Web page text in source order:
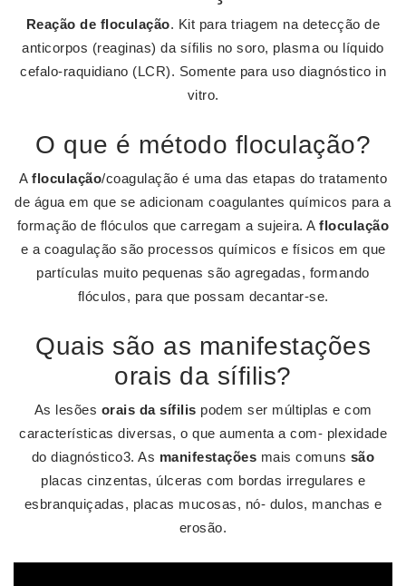
Reação de floculação. Kit para triagem na detecção de
anticorpos (reaginas) da sífilis no soro, plasma ou líquido
cefalo-raquidiano (LCR). Somente para uso diagnóstico​ in
vitro​.
O que é método floculação?
A floculação/coagulação é uma das etapas do tratamento
de água em que se adicionam coagulantes químicos para a
formação de flóculos que carregam a sujeira. Afloculação
e a coagulação são processos químicos e físicos em que
partículas muito pequenas são agregadas, formando
flóculos, para que possam decantar-se.
Quais são as manifestações
orais da sífilis?
As lesões orais da sífilis podem ser múltiplas e com
características diversas, o que aumenta a com- plexidade
do diagnóstico3. As manifestações mais comuns são
placas cinzentas, úlceras com bordas irregulares e
esbranquiçadas, placas mucosas, nó- dulos, manchas e
erosão.